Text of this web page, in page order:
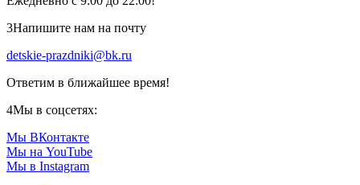
3Напишите нам на почту
detskie-prazdniki@bk.ru
Ответим в ближайшее время!
4Мы в соцсетях:
Мы ВКонтакте
Мы на YouTube
Мы в Instagram